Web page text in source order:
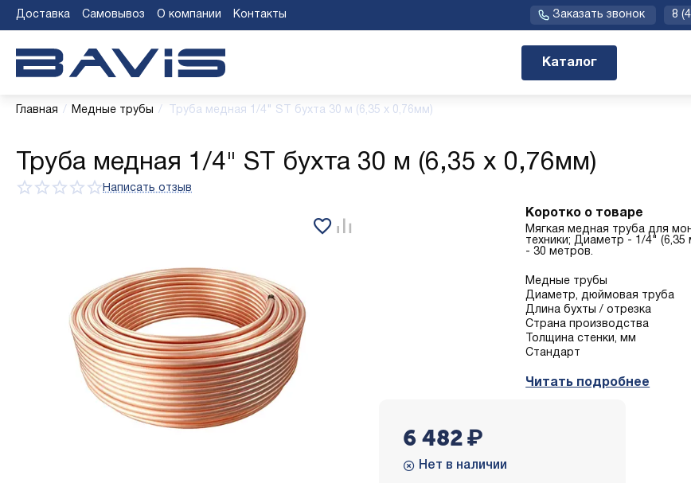
Доставка Самовывоз О компании Контакты Заказать звонок 8
Каталог
Главная / Медные трубы / Труба медная 1/4" ST бухта 30 м (6,35 х 0,76мм)
Труба медная 1/4" ST бухта 30 м (6,35 х 0,76мм)
Написать отзыв
Коротко о товаре
Мягкая медная труба для
техники; Диаметр - 1/4"
- 30 метров.
Медные трубы
Диаметр, дюймовая труба
Длина бухты / отрезка
Страна производства
Толщина стенки, мм
Стандарт
Читать подробнее
6 482₽
Нет в наличии